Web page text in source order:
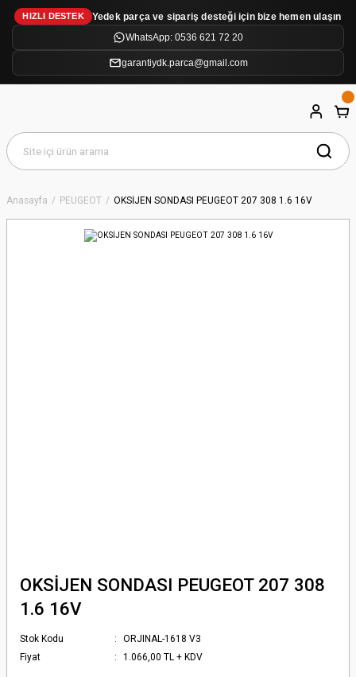
HIZLI DESTEK
Yedek parça ve sipariş desteği için bize hemen ulaşın
WhatsApp: 0536 621 72 20
garantiydk.parca@gmail.com
Anasayfa PEUGEOT OKSİJEN SONDASI PEUGEOT 207 308 1.6 16V
OKSİJEN SONDASI PEUGEOT 207 308
1.6 16V
Stok Kodu
ORJINAL-1618 V3
Fiyat
1.066,00 TL + KDV